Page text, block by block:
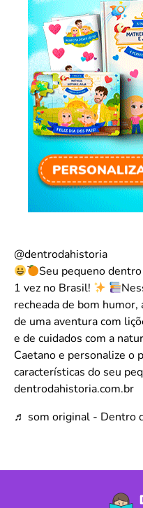
@dentrodahistoria
Seu pequeno
1 vez no Brasil!
recheada de bom
de uma aventura com
e de cuidados com a
Caetano e personalize o
características do seu
dentrodahistoria.com.br
♬ som original - Dentro